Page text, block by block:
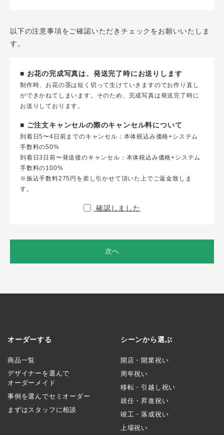
以下の注意事項をご確認いただきチェックをお願いいたしま
す。
■ お花の完成写真は、発送完了時にお送りします
制作時、お花の茎は短く切って生けていきますのでお作り直し
ができかねてしまいます。そのため、完成写真は発送完了時に
お送りしております。
■ ご注文キャンセルの際のキャンセル料について
到着日5〜4日前までのキャンセル：本体税込み価格+システム
手数料の50%
到着日3日前〜発送後のキャンセル：本体税込み価格+システム
手数料の100%
※振込手数料275円を差し引かせて頂いた上でご返金致しま
す。
確認しました
次へ
オーダーする
商品一覧
デザイナーを選んで
オーダーメイド
事例を選んでセミオーダー
まずはスタッフに相談
シーンから選ぶ
開店・開業祝い
周年祝い
移転・引越し祝い
就任・昇進祝い
竣工・落成祝い
上場祝い